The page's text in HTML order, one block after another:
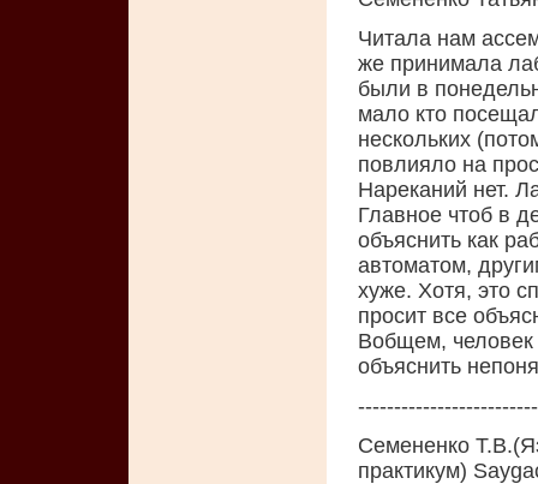
Читала нам
же принимала
были в
мало кто
нескольких
повлияло на
Нареканий нет.
Главное чтоб в
объяснить как
автоматом,
хуже. Хотя, это
просит все
Вобщем, человек
объяснить
Семененко
практикум)